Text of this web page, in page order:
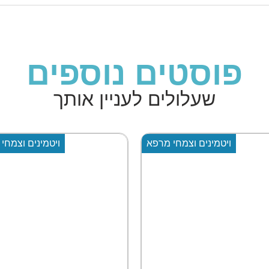
פוסטים נוספים
שעלולים לעניין אותך
ויטמינים וצמחי מרפא ויטמינים